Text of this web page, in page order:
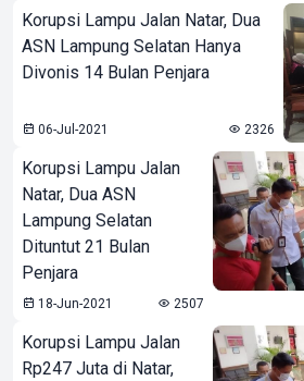
Korupsi Lampu Jalan Natar, Dua
ASN Lampung Selatan Hanya
Divonis 14 Bulan Penjara
06-Jul-2021 2326
Korupsi Lampu Jalan
Natar, Dua ASN
Lampung Selatan
Dituntut 21 Bulan
Penjara
18-Jun-2021 2507
Korupsi Lampu Jalan
Rp247 Juta di Natar,